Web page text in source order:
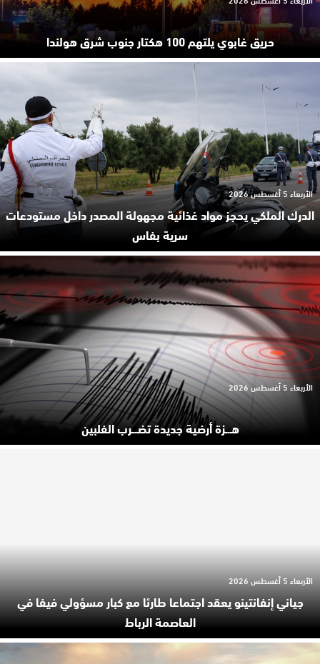
حريق غابوي يلتهم 100 هكتار جنوب شرق هولندا
الدرك الملكي يحجز مواد غذائية مجهولة المصدر داخل مستودعات
سرية بفاس
الأربعاء 5 أغسطس 2026
هـ.ـزة أرضية جديدة تضـ.ـرب الفلبين
الأربعاء 5 أغسطس 2026
جياني إنفانتينو يعقد اجتماعا طارئا مع كبار مسؤولي فيفا في
العاصمة الرباط
الأربعاء 5 أغسطس 2026